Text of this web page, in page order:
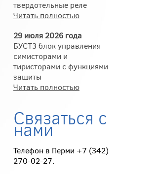
твердотельные реле
Читать полностью
29 июля 2026 года
БУСТ3 блок управления
симисторами и
тиристорами с функциями
защиты
Читать полностью
Связаться с
нами
Телефон в Перми +7 (342)
270-02-27.